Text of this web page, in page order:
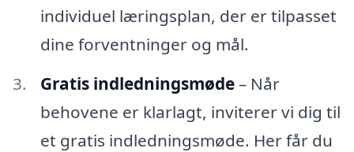
individuel læringsplan, der er tilpasset
dine forventninger og mål.
Gratis indledningsmøde– Når
behovene er klarlagt, inviterer vi dig til
et gratis indledningsmøde. Her får du